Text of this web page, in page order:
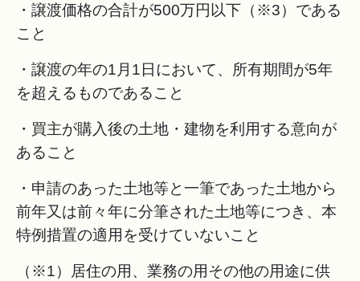
・譲渡価格の合計が500万円以下（※3）である
こと
・譲渡の年の1月1日において、所有期間が5年
を超えるものであること
・買主が購入後の土地・建物を利用する意向が
あること
・申請のあった土地等と一筆であった土地から
前年又は前々年に分筆された土地等につき、本
特例措置の適用を受けていないこと
（※1）居住の用、業務の用その他の用途に供